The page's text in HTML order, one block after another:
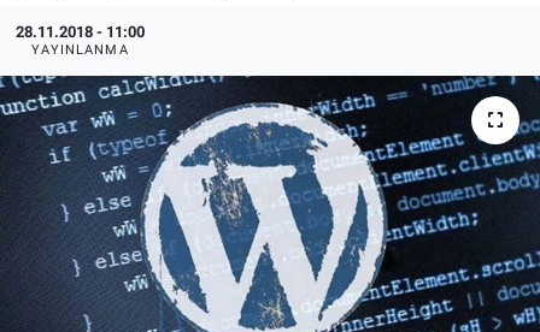
28.11.2018 - 11:00
YAYINLANMA
Endüstri 4.0 Uygulamaları
Ağır Sanayi Çözümleri